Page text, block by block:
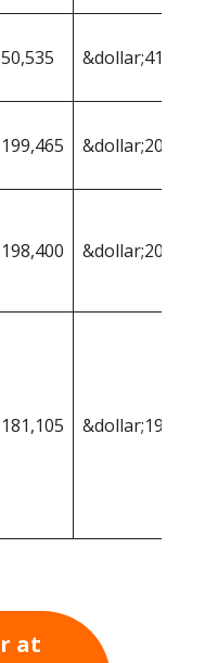
&dollar;41.455
at